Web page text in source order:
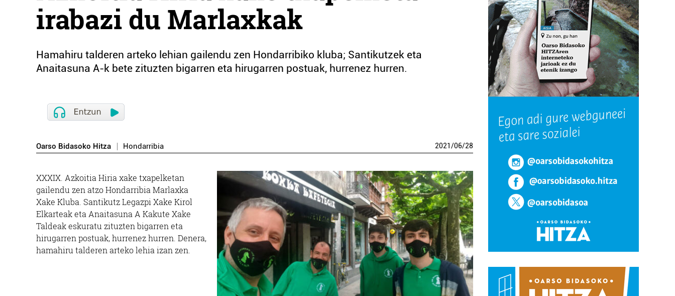
irabazi du Marlaxkak
Hamahiru talderen arteko lehian gailendu zen Hondarribiko kluba; Santikutzek eta
Anaitasuna A-k bete zituzten bigarren eta hirugarren postuak, hurrenez hurren.
Oarso Bidasoko Hitza Hondarribia 2021/06/28
XXXIX. Azkoitia Hiria xake txapelketan
gailendu zen atzo Hondarribia Marlaxka
Xake Kluba. Santikutz Legazpi Xake Kirol
Elkarteak eta Anaitasuna A Kakute Xake
Taldeak eskuratu zituzten bigarren eta
hirugarren postuak, hurrenez hurren. Denera,
hamahiru talderen arteko lehia izan zen.